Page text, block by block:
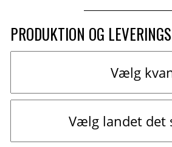
PRODUKTION OG